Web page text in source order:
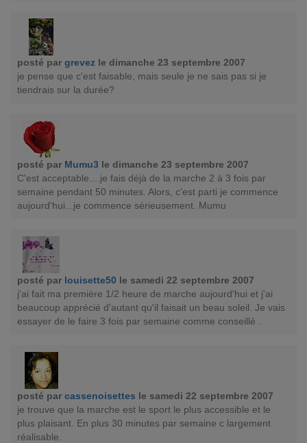
posté par grevez le dimanche 23 septembre 2007
je pense que c'est faisable, mais seule je ne sais pas si je
tiendrais sur la durée?
posté par Mumu3 le dimanche 23 septembre 2007
C'est acceptable....je fais déjà de la marche 2 à 3 fois par
semaine pendant 50 minutes. Alors, c'est parti je commence
aujourd'hui...je commence sérieusement. Mumu
posté par louisette50 le samedi 22 septembre 2007
j'ai fait ma première 1/2 heure de marche aujourd'hui et j'ai
beaucoup apprécié d'autant qu'il faisait un beau soleil. Je vais
essayer de le faire 3 fois par semaine comme conseillé .
posté par cassenoisettes le samedi 22 septembre 2007
je trouve que la marche est le sport le plus accessible et le
plus plaisant. En plus 30 minutes par semaine c largement
réalisable.